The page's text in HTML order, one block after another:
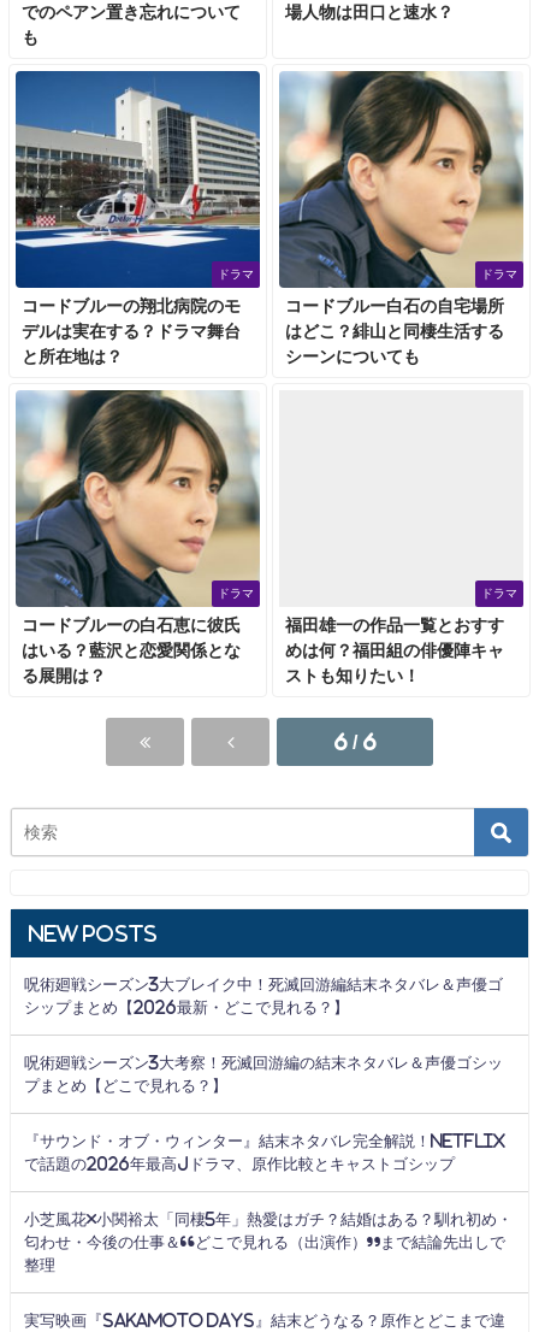
でのペアン置き忘れについて
も
場人物は田口と速水？
ドラマ
コードブルーの翔北病院のモ
デルは実在する？ドラマ舞台
と所在地は？
ドラマ
コードブルー白石の自宅場所
はどこ？緋山と同棲生活する
シーンについても
ドラマ
コードブルーの白石恵に彼氏
はいる？藍沢と恋愛関係とな
る展開は？
ドラマ
福田雄一の作品一覧とおすす
めは何？福田組の俳優陣キャ
ストも知りたい！
6 / 6
New Posts
呪術廻戦シーズン3大ブレイク中！死滅回游編結末ネタバレ＆声優ゴ
シップまとめ【2026最新・どこで見れる？】
呪術廻戦シーズン3大考察！死滅回游編の結末ネタバレ＆声優ゴシッ
プまとめ【どこで見れる？】
『サウンド・オブ・ウィンター』結末ネタバレ完全解説！Netflix
で話題の2026年最高Jドラマ、原作比較とキャストゴシップ
小芝風花×小関裕太「同棲5年」熱愛はガチ？結婚はある？馴れ初め・
匂わせ・今後の仕事＆“どこで見れる（出演作）”まで結論先出しで
整理
実写映画『SAKAMOTO DAYS』結末どうなる？原作とどこまで違